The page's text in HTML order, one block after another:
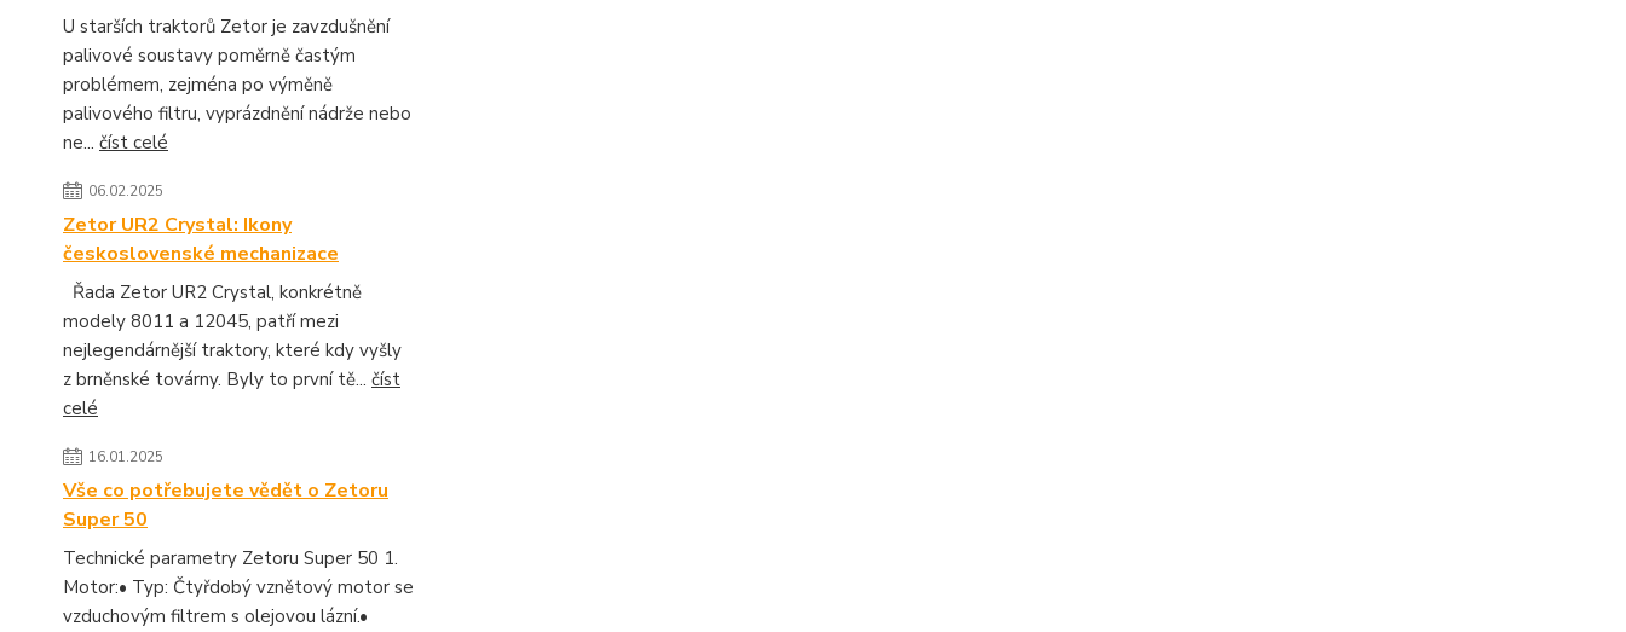
U starších traktorů Zetor je zavzdušnění
palivové soustavy poměrně častým
problémem, zejména po výměně
palivového filtru, vyprázdnění nádrže nebo
ne... číst celé
06.02.2025
Zetor UR2 Crystal: Ikony
československé mechanizace
Řada Zetor UR2 Crystal, konkrétně
modely 8011 a 12045, patří mezi
nejlegendárnější traktory, které kdy vyšly
z brněnské továrny. Byly to první tě... číst
celé
16.01.2025
Vše co potřebujete vědět o Zetoru
Super 50
Technické parametry Zetoru Super 50 1.
Motor:• Typ: Čtyřdobý vznětový motor se
vzduchovým filtrem s olejovou lázní.•